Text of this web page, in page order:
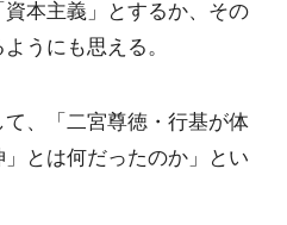
本主義」とするか、その
うにも思える。
、「二宮尊徳・行基が体
とは何だったのか」とい